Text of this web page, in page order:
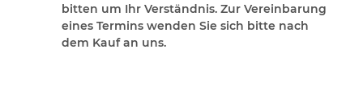
bitten um Ihr Verständnis. Zur Vereinbarung
eines Termins wenden Sie sich bitte nach
dem Kauf an uns.